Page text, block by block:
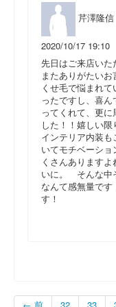
芹澤隆信
2020/10/17 19:10
先日はご来店いた
またありがたいお
くせ毛で悩まれ
ったですし、喜
ってくれて、更
した！！嬉しい限
インテリア内装
いてモチベーシ
くさんあります
いに。 そんな中
なんて感無量で
す！